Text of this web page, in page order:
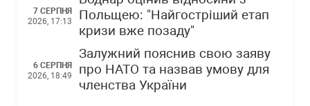
7 СЕРПНЯ
2026, 17:13
Польщею: "Найгостріший етап
кризи вже позаду"
6 СЕРПНЯ
2026, 18:49
Залужний пояснив свою заяву
про НАТО та назвав умову для
членства України